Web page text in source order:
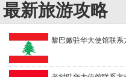
最新旅游攻略
黎巴嫩驻华大使馆联系